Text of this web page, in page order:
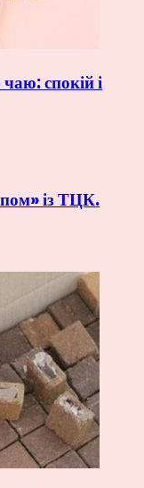
спокій і
із ТЦК.